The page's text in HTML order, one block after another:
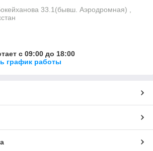
33.1(бывш. Аэродромная) ,
с 09:00 до 18:00
график работы